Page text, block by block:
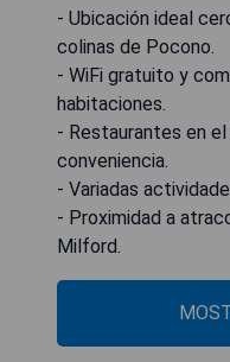
- Ubicación ideal
colinas de Pocono.
- WiFi gratuito y
habitaciones.
- Restaurantes en
conveniencia.
- Variadas
- Proximidad a
Milford.